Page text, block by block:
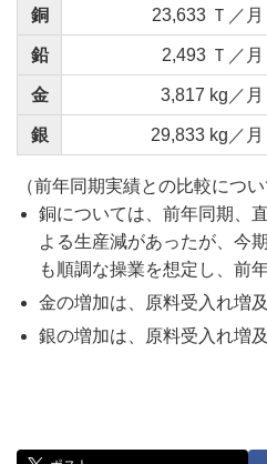
銅 23,633 Ｔ／月
鉛 2,493 Ｔ／月
金 3,817 kg／月
銀 29,833 kg／月
（前年同期実績との比較につい
銅については、前年同期、
よる生産減があったが、今
も順調な操業を想定し、前
金の増加は、原料受入れ増
銀の増加は、原料受入れ増